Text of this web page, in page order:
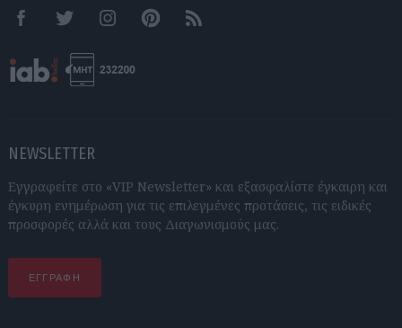
FacebookTwitter InstagramPinterestRSS feeds
NEWSLETTER
Εγγραφείτε στο «VIP Newsletter» και εξασφαλίστε έγκαιρη και
έγκυρη ενημέρωση για τις επιλεγμένες προτάσεις, τις ειδικές
προσφορές αλλά και τους Διαγωνισμούς μας.
ΕΓΓΡΑΦΗ